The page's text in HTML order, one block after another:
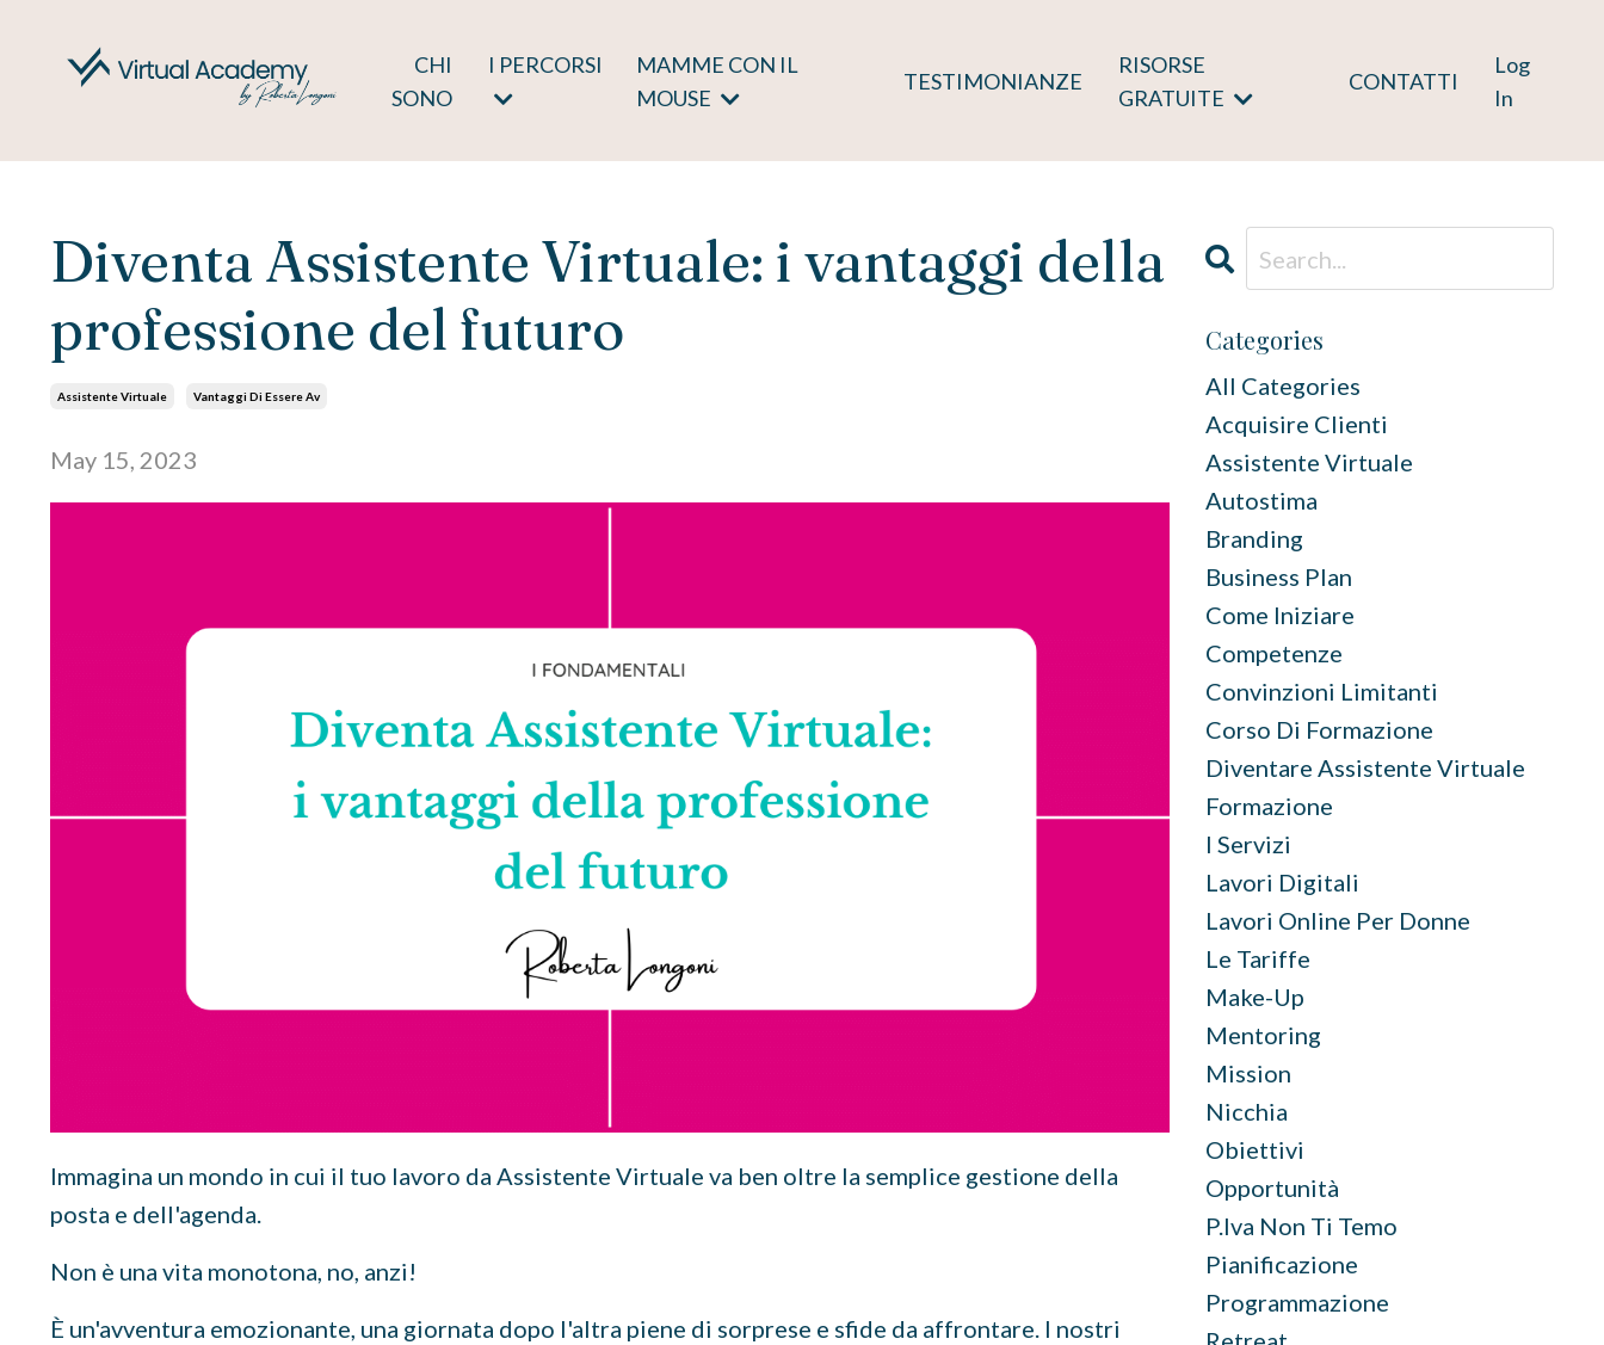
CHI
SONO
I PERCORSI
MAMME CON IL
MOUSE
TESTIMONIANZE
RISORSE
GRATUITE
CONTATTI
Log
In
Diventa Assistente Virtuale: i vantaggi della
professione del futuro
Assistente Virtuale Vantaggi Di Essere Av
May 15, 2023
Immagina un mondo in cui il tuo lavoro da Assistente Virtuale va ben oltre la semplice gestione della
posta e dell'agenda.
Non è una vita monotona, no, anzi!
È un'avventura emozionante, una giornata dopo l'altra piene di sorprese e sfide da affrontare. I nostri
Categories
All Categories
Acquisire Clienti
Assistente Virtuale
Autostima
Branding
Business Plan
Come Iniziare
Competenze
Convinzioni Limitanti
Corso Di Formazione
Diventare Assistente Virtuale
Formazione
I Servizi
Lavori Digitali
Lavori Online Per Donne
Le Tariffe
Make-Up
Mentoring
Mission
Nicchia
Obiettivi
Opportunità
P.iva Non Ti Temo
Pianificazione
Programmazione